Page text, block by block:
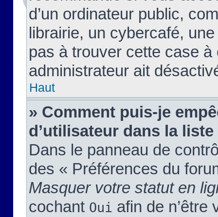
d’un ordinateur public,
librairie, un cybercafé,
pas à trouver cette case à
administrateur ait
Haut
» Comment puis-je
d’utilisateur dans la
Dans le panneau de
des « Préférences du
Masquer votre statut en
cochant Oui afin de n’être